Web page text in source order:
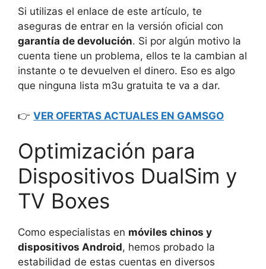
Si utilizas el enlace de este artículo, te
aseguras de entrar en la versión oficial con
garantía de devolución. Si por algún motivo la
cuenta tiene un problema, ellos te la cambian al
instante o te devuelven el dinero. Eso es algo
que ninguna lista m3u gratuita te va a dar.
👉 VER OFERTAS ACTUALES EN GAMSGO
Optimización para
Dispositivos DualSim y
TV Boxes
Como especialistas en móviles chinos y
dispositivos Android, hemos probado la
estabilidad de estas cuentas en diversos